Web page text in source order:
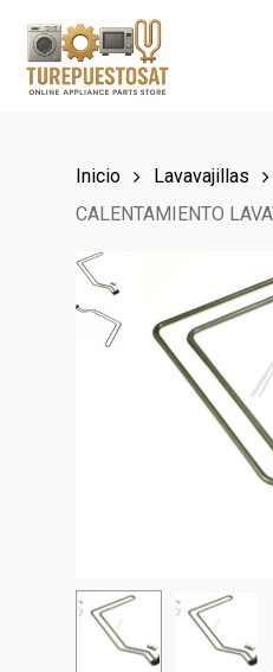
main
Inicio Lavavajillas
CALENTAMIENTO